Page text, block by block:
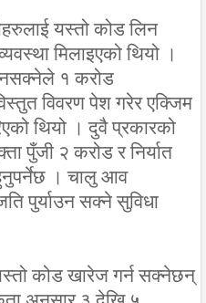
यस्तो कोड लिन
मिलाइएको थियो ।
नसक्नेले १ करोड
विवरण पेश गरेर एक्जिम
थियो । दुवै प्रकारको
पुँजी २ करोड र निर्यात
। चालु आव
पुर्याउन सक्ने सुविधा
कोड खारेज गर्न सक्नेछन्